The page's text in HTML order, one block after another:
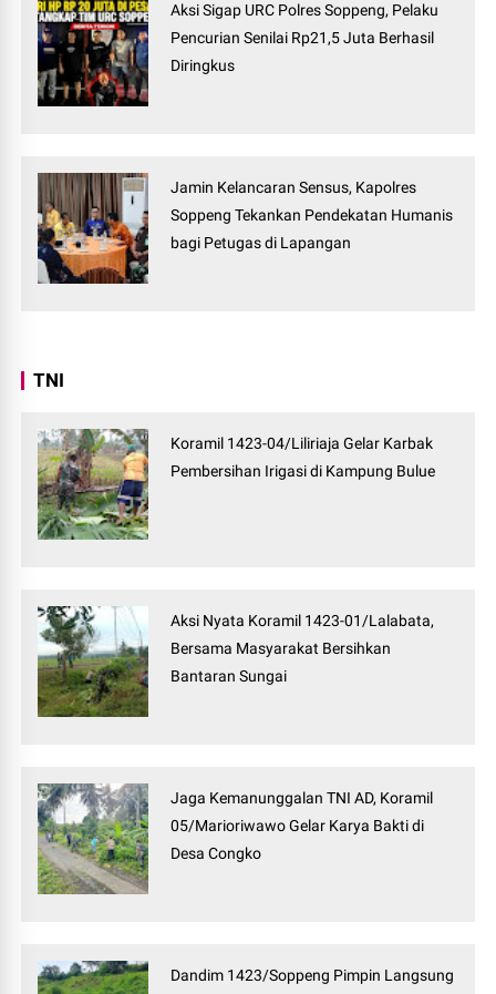
Aksi Sigap URC Polres Soppeng, Pelaku
Pencurian Senilai Rp21,5 Juta Berhasil
Diringkus
Jamin Kelancaran Sensus, Kapolres
Soppeng Tekankan Pendekatan Humanis
bagi Petugas di Lapangan
TNI
Koramil 1423-04/Liliriaja Gelar Karbak
Pembersihan Irigasi di Kampung Bulue
Aksi Nyata Koramil 1423-01/Lalabata,
Bersama Masyarakat Bersihkan
Bantaran Sungai
Jaga Kemanunggalan TNI AD, Koramil
05/Marioriwawo Gelar Karya Bakti di
Desa Congko
Dandim 1423/Soppeng Pimpin Langsung